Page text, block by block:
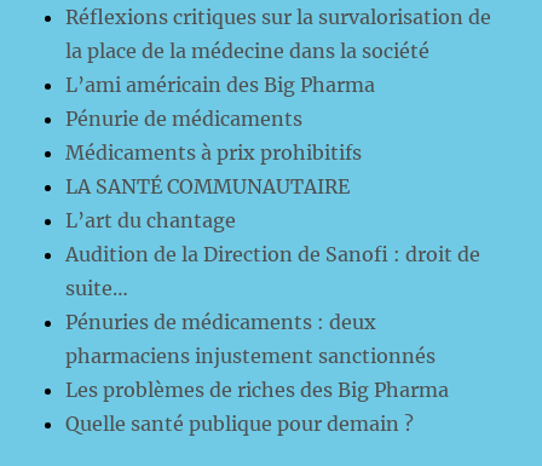
Réflexions critiques sur la survalorisation de
la place de la médecine dans la société
L’ami américain des Big Pharma
Pénurie de médicaments
Médicaments à prix prohibitifs
LA SANTÉ COMMUNAUTAIRE
L’art du chantage
Audition de la Direction de Sanofi : droit de
suite…
Pénuries de médicaments : deux
pharmaciens injustement sanctionnés
Les problèmes de riches des Big Pharma
Quelle santé publique pour demain ?